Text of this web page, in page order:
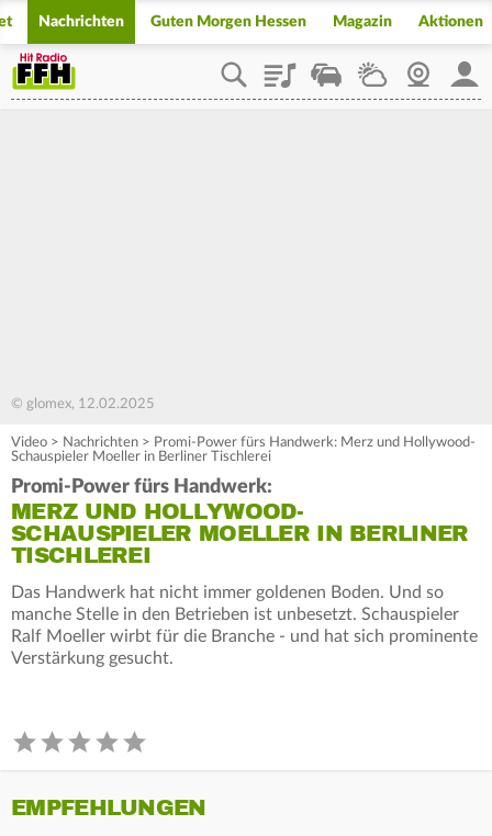
Nachrichten Guten Morgen Hessen Magazin Aktionen
PlaylistStaupilotWetterWebcam
© glomex, 12.02.2025
Video > Nachrichten > Promi-Power fürs Handwerk: Merz und Hollywood-
Schauspieler Moeller in Berliner Tischlerei
Promi-Power fürs Handwerk:
MERZ UND HOLLYWOOD-
SCHAUSPIELER MOELLER IN BERLINER
TISCHLEREI
Das Handwerk hat nicht immer goldenen Boden. Und so
manche Stelle in den Betrieben ist unbesetzt. Schauspieler
Ralf Moeller wirbt für die Branche - und hat sich prominente
Verstärkung gesucht.
EMPFEHLUNGEN